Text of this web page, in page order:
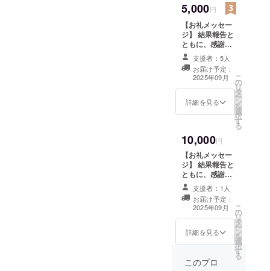
ターンは同じ内
容です。
5,000円
【お礼メッセー
ジ】 結果報告と
ともに、感謝の
気持ちを込めて
お礼のメッセー
ジをお送りしま
す。 1000円、
2000円、3000
円、4000円、
5000円、10000
ターンは同じ内
容です。
支援者：5人
お届け予定：
2025年09月
詳細を見る
こ
の
リ
タ
ー
ン
を
選
択
す
る
10,000円
【お礼メッセー
ジ】 結果報告と
ともに、感謝の
気持ちを込めて
お礼のメッセー
ジをお送りしま
す。 1000円、
2000円、3000
円、4000円、
5000円、10000
セージ」のリ
支援者：1人
お届け予定：
2025年09月
詳細を見る
こ
の
リ
タ
ー
ン
を
選
択
す
る
このプロ